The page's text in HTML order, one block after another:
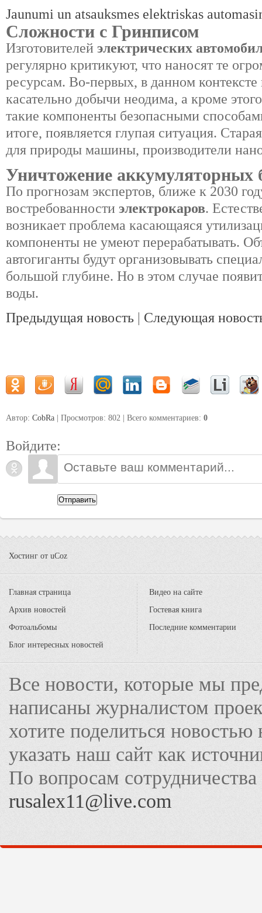
Jaunumi un atsauksmes elektriskas
Сложности с Гринписом
Изготовителей электрических
регулярно критикуют, что наносят те
ресурсам. Во-первых, в данном контексте
касательно добычи неодима, а кроме
такие компоненты безопасными
итоге, появляется глупая ситуация.
для природы машины, производители
Уничтожение аккумуляторных
По прогнозам экспертов, ближе к 2030
востребованности электрокаров.
возникает проблема касающаяся
компоненты не умеют перерабатывать.
автогиганты будут организовывать
большой глубине. Но в этом случае
воды.
Предыдущая новость | Следующая
Автор: CobRa | Просмотров: 802 | Всего комментариев: 0
Войдите:
Отправить
Хостинг от uCoz
Главная страница
Архив новостей
Фотоальбомы
Блог интересных новостей
Видео на сайте
Гостевая книга
Последние комментарии
Все новости, которые мы
написаны журналистом
хотите поделиться
указать наш сайт как
По вопросам
rusalex11@live.com